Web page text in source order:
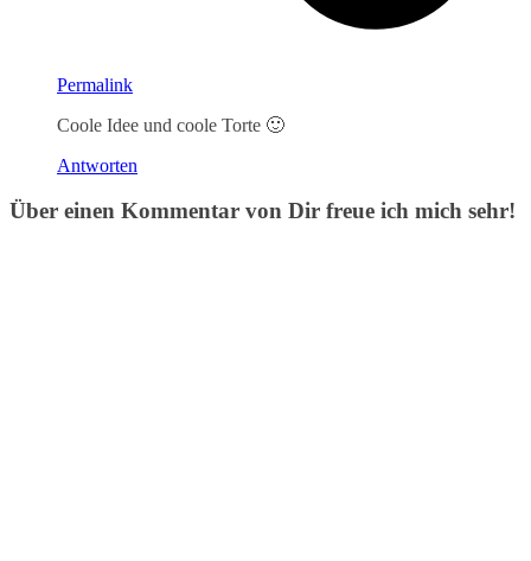
Permalink
Coole Idee und coole Torte 🙂
Antworten
Über einen Kommentar von Dir freue ich mich sehr!